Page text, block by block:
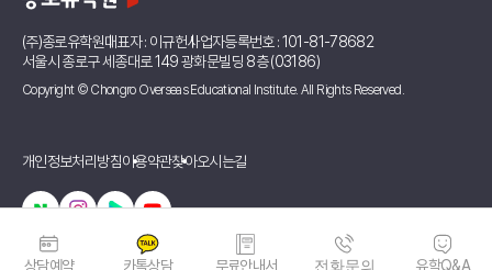
상담예약 카톡상담 무료안내서 전화문의 유학Q&A
(주)종로유학원대표자 : 이규헌사업자등록번호 : 101-81-78682
서울시 종로구 세종대로 149 광화문빌딩 8층 (03186)
Copyright © Chongro Overseas Educational Institute. All Rights Reserved.
개인정보처리방침이용약관찾아오시는길